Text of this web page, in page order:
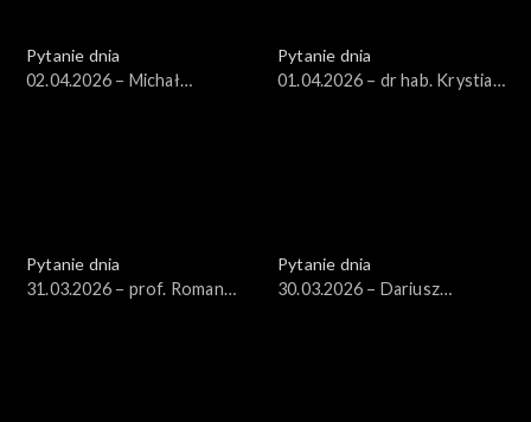
Pytanie dnia
02.04.2026 – Michał
Pytanie dnia
01.04.2026 – dr hab. Krystian
Pytanie dnia
31.03.2026 – prof. Roman
Pytanie dnia
30.03.2026 – Dariusz